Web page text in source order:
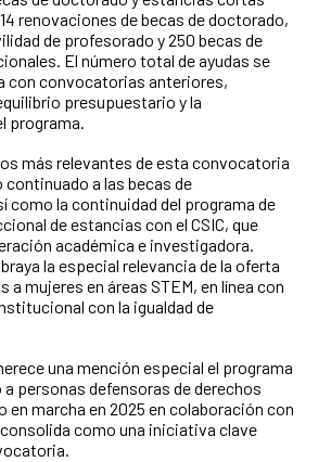
renovaciones de becas de doctorado,
de profesorado y 250 becas de
El número total de ayudas se
con convocatorias anteriores,
presupuestario y la
programa.
más relevantes de esta convocatoria
a las becas de
como la continuidad del programa de
de estancias con el CSIC, que
académica e investigadora.
la especial relevancia de la oferta
a mujeres en áreas STEM, en línea con
con la igualdad de
una mención especial el programa
personas defensoras de derechos
en marcha en 2025 en colaboración con
consolida como una iniciativa clave